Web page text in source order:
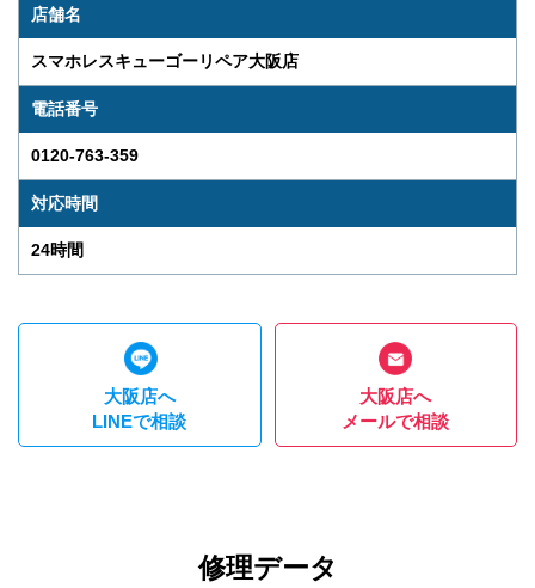
店舗名
スマホレスキューゴーリペア大阪店
電話番号
0120-763-359
対応時間
24時間
大阪店へ
LINEで相談
大阪店へ
メールで相談
修理データ